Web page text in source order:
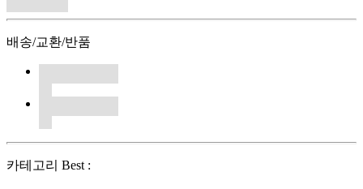
배송/교환/반품
카테고리 Best :